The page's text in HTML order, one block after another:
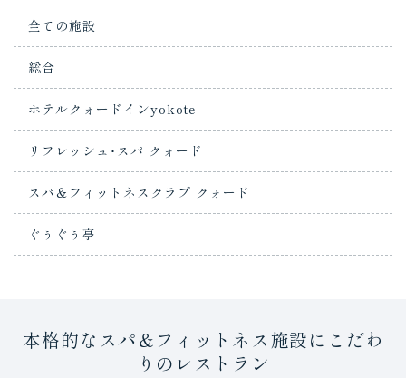
全ての施設
総合
ホテルクォードインyokote
リフレッシュ･スパ クォード
スパ＆フィットネスクラブ クォード
ぐぅぐぅ亭
本格的なスパ＆フィットネス施設にこだわ
りのレストラン